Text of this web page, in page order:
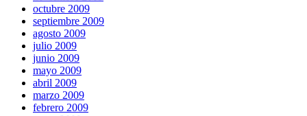
octubre 2009
septiembre 2009
agosto 2009
julio 2009
junio 2009
mayo 2009
abril 2009
marzo 2009
febrero 2009